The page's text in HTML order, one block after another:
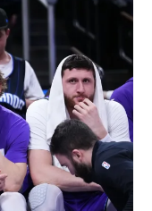
VOD
רץ ברשת
גביע המדינה
נבחרת ישראל
מכבי חיפה
בית"ר ירושלים
מכבי תל אביב
ליגה גרמנית
ליגה ספרדית
ליגה איטלקית
ליגה צרפתית
ליגה הולנדית
ליגה לאומית
כדורסל נשים
מכבי תל אביב
הפועל חולון
הפועל ירושלים
יורוליג
יורוקאפ
ענפים נוספים
טניס
כדוריד
כדורעף